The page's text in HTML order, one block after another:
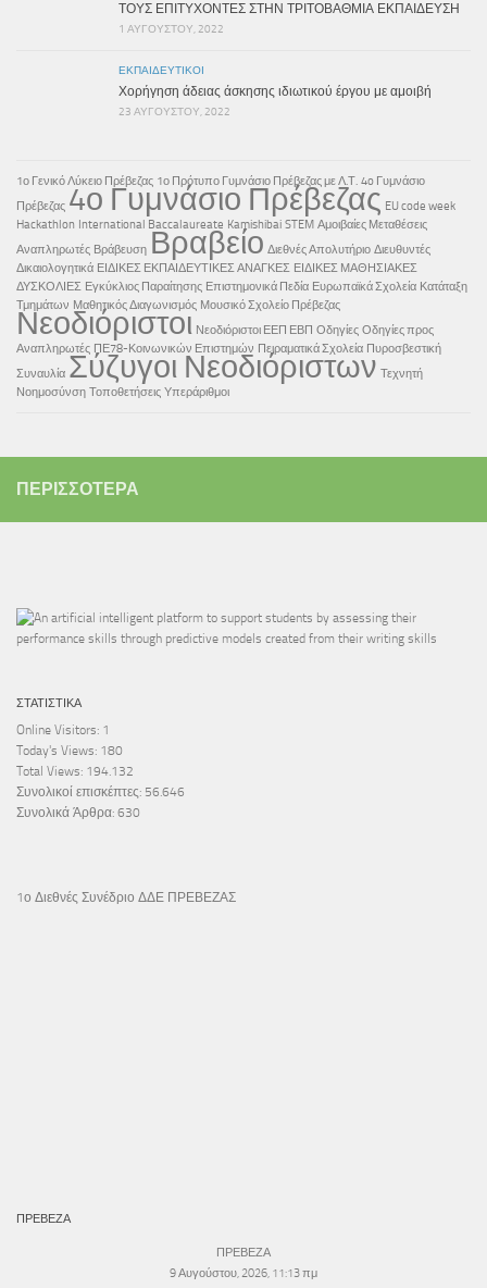
ΤΟΥΣ ΕΠΙΤΥΧΟΝΤΕΣ ΣΤΗΝ ΤΡΙΤΟΒΑΘΜΙΑ ΕΚΠΑΙΔΕΥΣΗ
1 ΑΥΓΟΎΣΤΟΥ, 2022
ΕΚΠΑΙΔΕΥΤΙΚΟΊ
Χορήγηση άδειας άσκησης ιδιωτικού έργου με αμοιβή
23 ΑΥΓΟΎΣΤΟΥ, 2022
1ο Γενικό Λύκειο Πρέβεζας 1ο Πρότυπο Γυμνάσιο Πρέβεζας με Λ.Τ. 4o Γυμνάσιο
Πρέβεζας 4ο Γυμνάσιο Πρέβεζας EU code week
Hackathlon International Baccalaureate Kamishibai STEM Αμοιβαίες Μεταθέσεις
Αναπληρωτές Βράβευση Βραβείο Διεθνές Απολυτήριο Διευθυντές
Δικαιολογητικά ΕΙΔΙΚΕΣ ΕΚΠΑΙΔΕΥΤΙΚΕΣ ΑΝΑΓΚΕΣ ΕΙΔΙΚΕΣ ΜΑΘΗΣΙΑΚΕΣ
ΔΥΣΚΟΛΙΕΣ Εγκύκλιος Παραίτησης Επιστημονικά Πεδία Ευρωπαϊκά Σχολεία Κατάταξη
Τμημάτων Μαθητικός Διαγωνισμός Μουσικό Σχολείο Πρέβεζας
Νεοδιόριστοι Νεοδιόριστοι ΕΕΠ ΕΒΠ Οδηγίες Οδηγίες προς
Αναπληρωτές ΠΕ78-Κοινωνικών Επιστημών Πειραματικά Σχολεία Πυροσβεστική
Συναυλία Σύζυγοι Νεοδιόριστων Τεχνητή
Νοημοσύνση Τοποθετήσεις Υπεράριθμοι
ΠΕΡΙΣΣΌΤΕΡΑ
ΣΤΑΤΙΣΤΙΚΆ
Online Visitors: 1
Today's Views: 180
Total Views: 194.132
Συνολικοί επισκέπτες: 56.646
Συνολικά Άρθρα: 630
1ο Διεθνές Συνέδριο ΔΔΕ ΠΡΕΒΕΖΑΣ
ΠΡΕΒΕΖΑ
ΠΡΕΒΕΖΑ
9 Αυγούστου, 2026, 11:13 πμ